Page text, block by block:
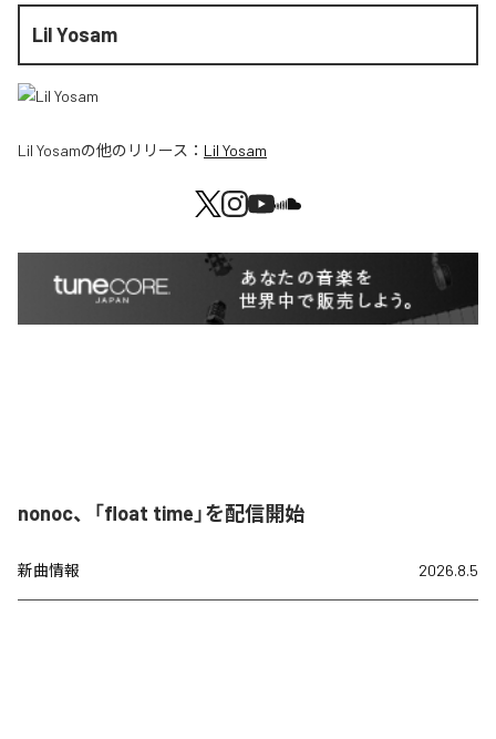
Lil Yosam
Lil Yosamの他のリリース： Lil Yosam
nonoc、「float time」を配信開始
新曲情報 2026.8.5